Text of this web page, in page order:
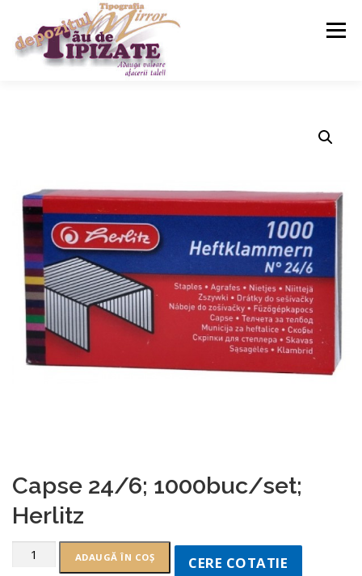
Meniu
Capse 24/6; 1000buc/set;
Herlitz
ADAUGĂ ÎN COȘ CERE COTATIE